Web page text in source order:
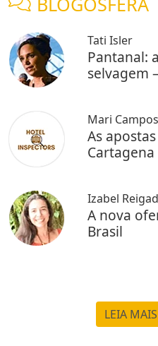
Tati Isler
Pantanal:
selvagem
Mari Campos
As
Cartagena
Izabel
A nova
Brasil
LEIA